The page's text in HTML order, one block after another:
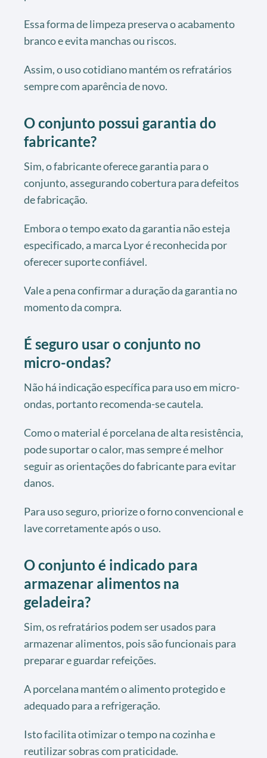
Essa forma de limpeza preserva o acabamento
branco e evita manchas ou riscos.
Assim, o uso cotidiano mantém os refratários
sempre com aparência de novo.
O conjunto possui garantia do
fabricante?
Sim, o fabricante oferece garantia para o
conjunto, assegurando cobertura para defeitos
de fabricação.
Embora o tempo exato da garantia não esteja
especificado, a marca Lyor é reconhecida por
oferecer suporte confiável.
Vale a pena confirmar a duração da garantia no
momento da compra.
É seguro usar o conjunto no
micro-ondas?
Não há indicação específica para uso em micro-
ondas, portanto recomenda-se cautela.
Como o material é porcelana de alta resistência,
pode suportar o calor, mas sempre é melhor
seguir as orientações do fabricante para evitar
danos.
Para uso seguro, priorize o forno convencional e
lave corretamente após o uso.
O conjunto é indicado para
armazenar alimentos na
geladeira?
Sim, os refratários podem ser usados para
armazenar alimentos, pois são funcionais para
preparar e guardar refeições.
A porcelana mantém o alimento protegido e
adequado para a refrigeração.
Isto facilita otimizar o tempo na cozinha e
reutilizar sobras com praticidade.